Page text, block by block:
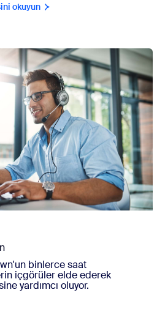
okuyun
binlerce saat
içgörüler elde ederek
yardımcı oluyor.